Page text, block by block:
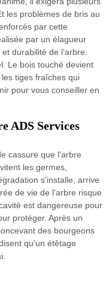
les problèmes de bris au
par cette
par un élagueur
durabilité de l’arbre.
Le bois touché devient
tiges fraîches qui
pour vous conseiller en
ADS Services
cassure que l'arbre
les germes,
s'installe, arrive
de vie de l'arbre risque
est dangereuse pour
protéger. Après un
des bourgeons
qu'un étêtage